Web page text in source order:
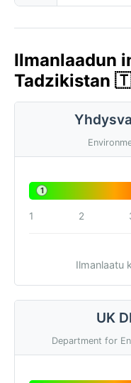
Ilmanlaadun
Tadzikistan
1
1 2
Ilmanlaatu
UK
Department for